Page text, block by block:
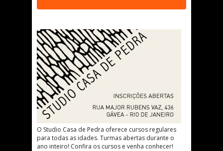
O Studio Casa de Pedra oferece cursos regulares
para todas as idades. Turmas abertas durante o
ano inteiro! Confira os cursos e venha conhecer!